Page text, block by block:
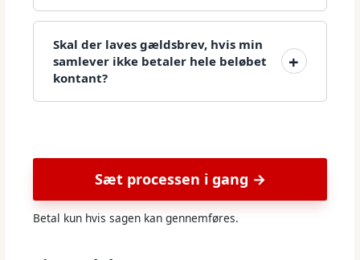
Skal der laves gældsbrev, hvis min
samlever ikke betaler hele beløbet
kontant?
Sæt processen i gang →
Betal kun hvis sagen kan gennemføres.